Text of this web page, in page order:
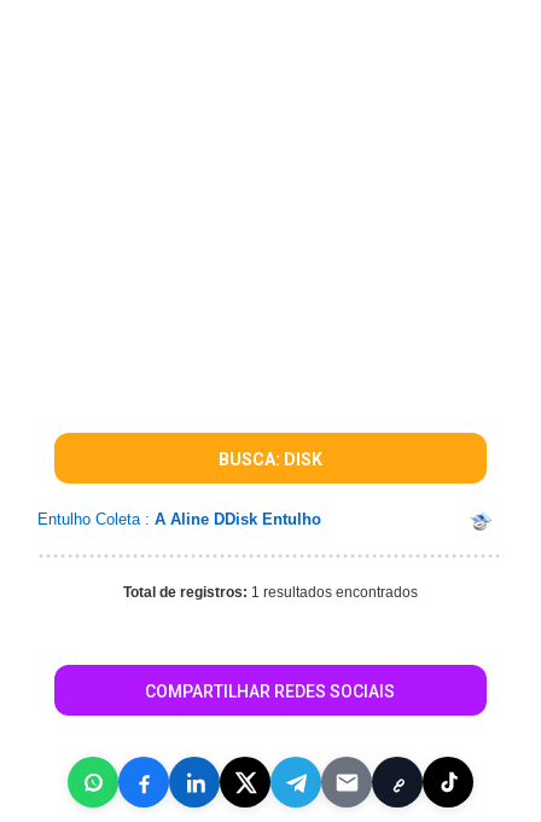
BUSCA: DISK
Entulho Coleta : A Aline DDisk Entulho
Total de registros: 1 resultados encontrados
COMPARTILHAR REDES SOCIAIS